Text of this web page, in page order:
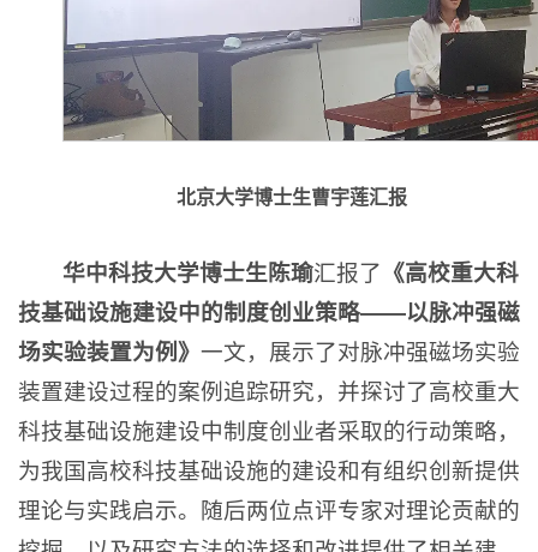
北京大学博士生曹宇莲汇报
华中科技大学博士生陈瑜汇报了 《高校重大科
技基础设施建设中的制度创业策略——以脉冲强磁
场实验装置为例》 一文，展示了对脉冲强磁场实验
装置建设过程的案例追踪研究，并探讨了高校重大
科技基础设施建设中制度创业者采取的行动策略，
为我国高校科技基础设施的建设和有组织创新提供
理论与实践启示。随后两位点评专家对理论贡献的